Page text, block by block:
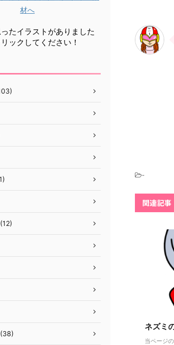
-
関連記事
ネズミ
当ページ
たイラストがありました
ックしてください！